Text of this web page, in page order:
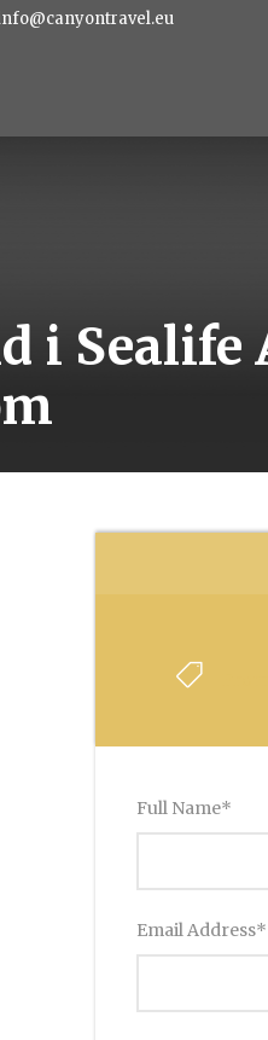
i
Full Name*
Email Address*